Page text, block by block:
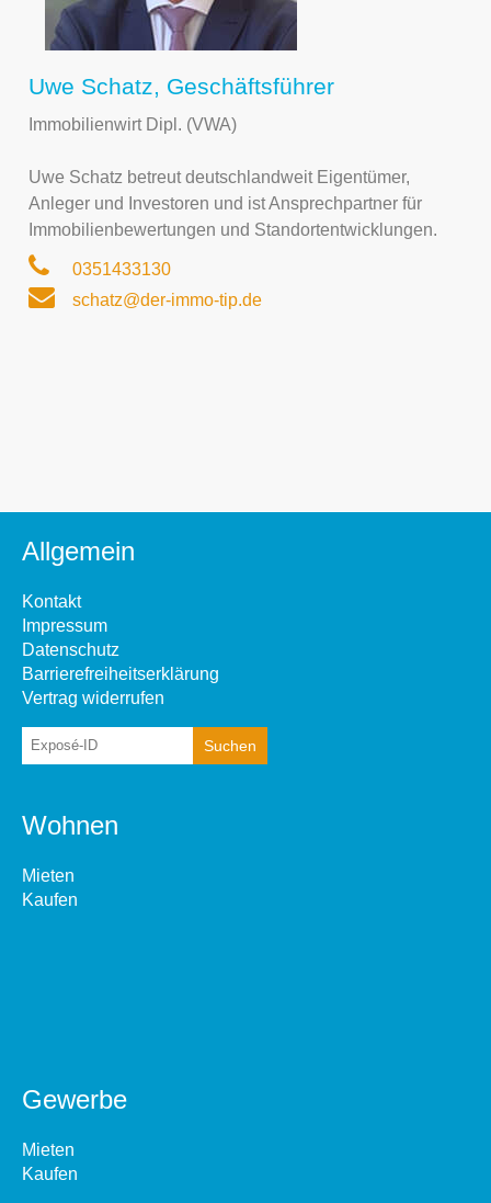
Uwe Schatz, Geschäftsführer
Immobilienwirt Dipl. (VWA)
Uwe Schatz betreut deutschlandweit Eigentümer,
Anleger und Investoren und ist Ansprechpartner für
Immobilienbewertungen und Standortentwicklungen.
0351433130
schatz@der-immo-tip.de
Allgemein
Kontakt
Impressum
Datenschutz
Barrierefreiheitserklärung
Vertrag widerrufen
Wohnen
Mieten
Kaufen
Gewerbe
Mieten
Kaufen